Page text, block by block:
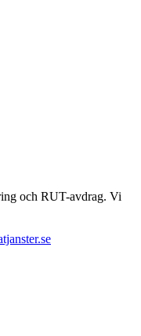
och RUT-avdrag. Vi